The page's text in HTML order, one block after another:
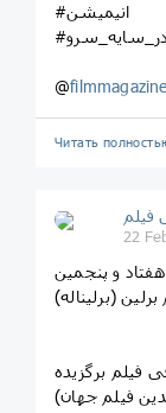
#انیمیشن
#در_سایه_سرو
@filmmagazine
Читать
فیلم
22
و‌ پنجمین
(برلیناله)
فیلم برگزیده
فیلم جهان)